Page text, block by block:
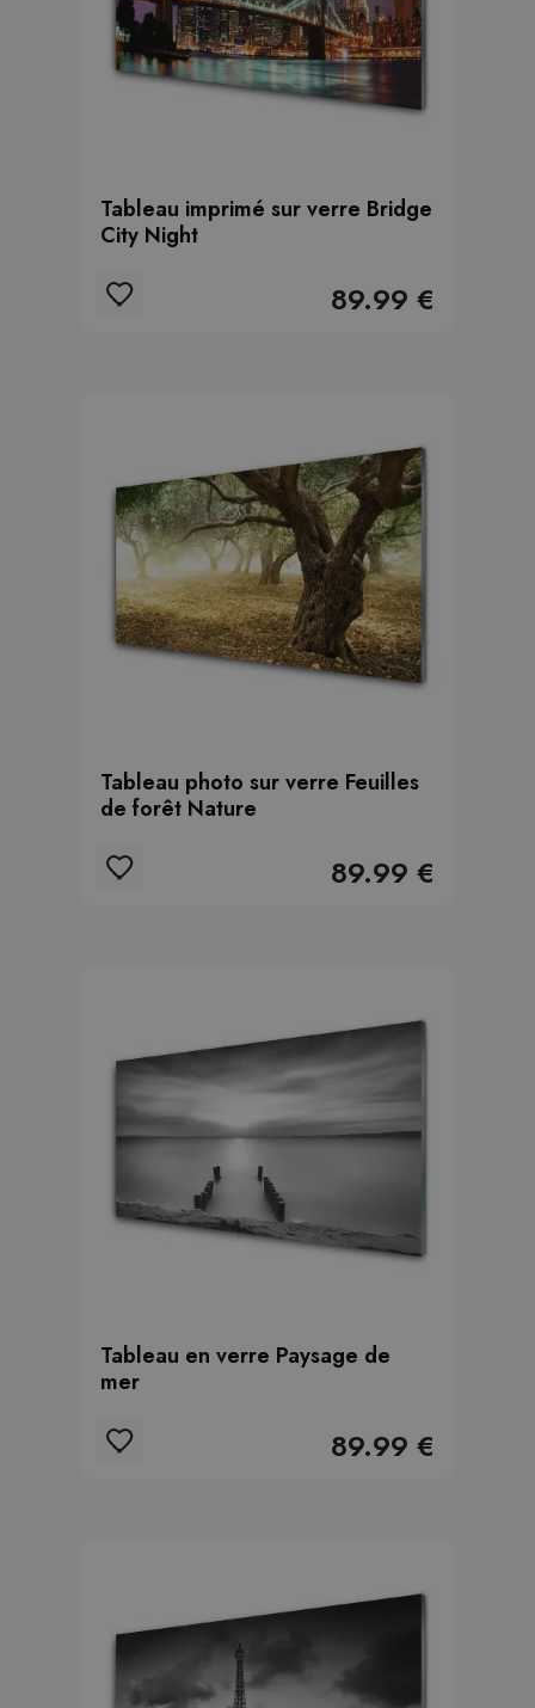
Tableau imprimé sur verre Bridge
City Night
89.99 €
Tableau photo sur verre Feuilles
de forêt Nature
89.99 €
Tableau en verre Paysage de
mer
89.99 €